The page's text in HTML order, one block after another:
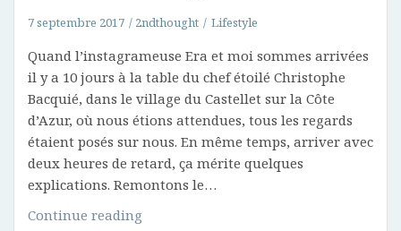
7 septembre 2017 2ndthought Lifestyle
Quand l’instagrameuse Era et moi sommes arrivées
il y a 10 jours à la table du chef étoilé Christophe
Bacquié, dans le village du Castellet sur la Côte
d’Azur, où nous étions attendues, tous les regards
étaient posés sur nous. En même temps, arriver avec
deux heures de retard, ça mérite quelques
explications. Remontons le…
Continue reading